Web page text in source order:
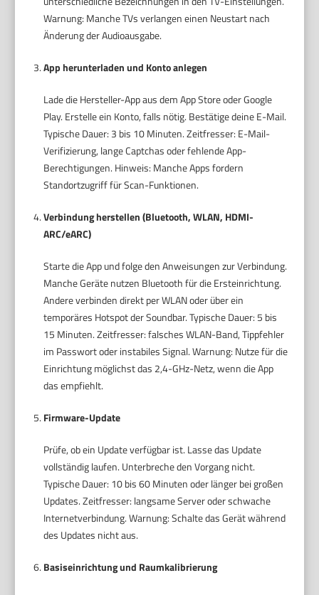
Warnung: Manche TVs verlangen einen Neustart nach
Änderung der Audioausgabe.
App herunterladen und Konto anlegen
Lade die Hersteller-App aus dem App Store oder Google
Play. Erstelle ein Konto, falls nötig. Bestätige deine E-Mail.
Typische Dauer: 3 bis 10 Minuten. Zeitfresser: E-Mail-
Verifizierung, lange Captchas oder fehlende App-
Berechtigungen. Hinweis: Manche Apps fordern
Standortzugriff für Scan-Funktionen.
Verbindung herstellen (Bluetooth, WLAN, HDMI-
ARC/eARC)
Starte die App und folge den Anweisungen zur Verbindung.
Manche Geräte nutzen Bluetooth für die Ersteinrichtung.
Andere verbinden direkt per WLAN oder über ein
temporäres Hotspot der Soundbar. Typische Dauer: 5 bis
15 Minuten. Zeitfresser: falsches WLAN-Band, Tippfehler
im Passwort oder instabiles Signal. Warnung: Nutze für die
Einrichtung möglichst das 2,4-GHz-Netz, wenn die App
das empfiehlt.
Firmware-Update
Prüfe, ob ein Update verfügbar ist. Lasse das Update
vollständig laufen. Unterbreche den Vorgang nicht.
Typische Dauer: 10 bis 60 Minuten oder länger bei großen
Updates. Zeitfresser: langsame Server oder schwache
Internetverbindung. Warnung: Schalte das Gerät während
des Updates nicht aus.
Basiseinrichtung und Raumkalibrierung